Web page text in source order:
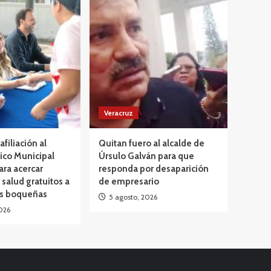
al
Municipal
acercar
gratuitos a
boqueñas
Veracruz
Quitan fuero al alcalde de
Úrsulo Galván para que
responda por desaparición
de empresario
5 agosto, 2026